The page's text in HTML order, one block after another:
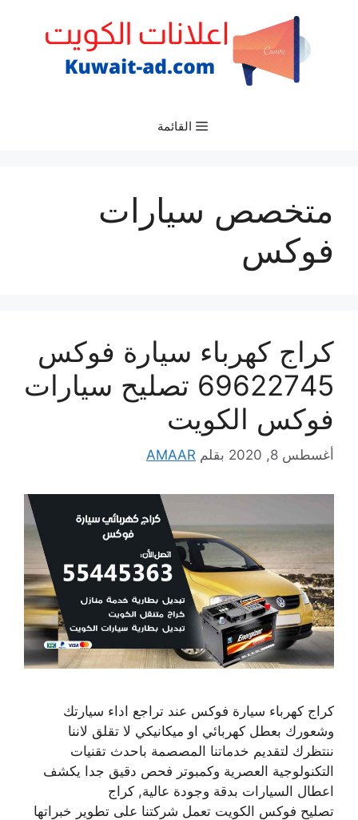
القائمة
متخصص سيارات
فوكس
كراج كهرباء سيارة فوكس
69622745 تصليح سيارات
فوكس الكويت
أغسطس 8, 2020 بقلم AMAAR
كراج كهرباء سيارة فوكس عند تراجع اداء سيارتك
وشعورك بعطل كهربائي او ميكانيكي لا تقلق لاننا
ننتظرك لتقديم خدماتنا المصصمة باحدث تقنيات
التكنولوجية العصرية وكمبوتر فحص دقيق جدا يكشف
اعطال السيارات بدقة وجودة عالية, كراج
تصليح فوكس الكويت تعمل شركتنا على تطوير خبراتها